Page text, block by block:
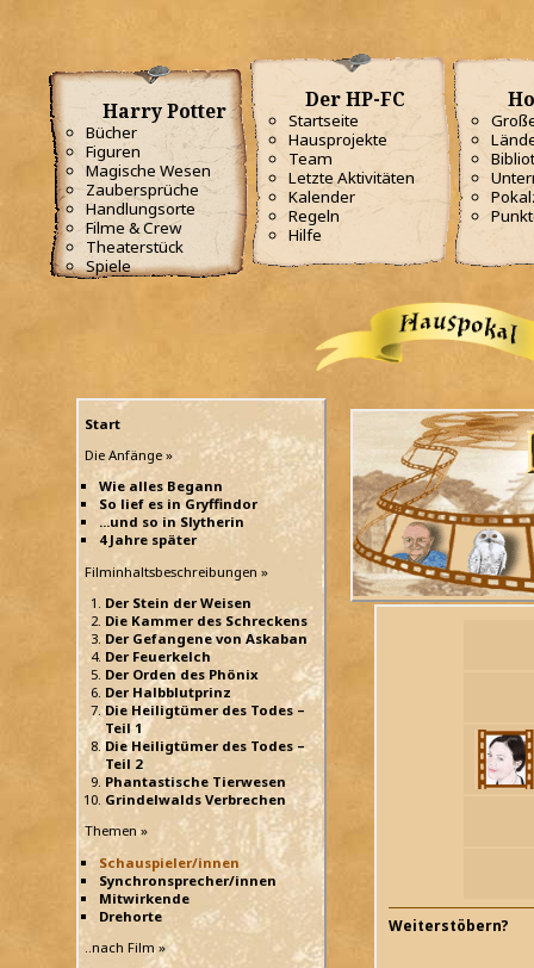
Harry Potter
Bücher
Figuren
Magische Wesen
Zaubersprüche
Handlungsorte
Filme & Crew
Theaterstück
Spiele
Der HP-FC
Startseite
Hausprojekte
Team
Letzte Aktivitäten
Kalender
Regeln
Hilfe
Start
Die Anfänge »
Wie alles Begann
So lief es in Gryffindor
...und so in Slytherin
4 Jahre später
Filminhaltsbeschreibungen »
Der Stein der Weisen
Die Kammer des Schreckens
Der Gefangene von Askaban
Der Feuerkelch
Der Orden des Phönix
Der Halbblutprinz
Die Heiligtümer des Todes –
Teil 1
Die Heiligtümer des Todes –
Teil 2
Phantastische Tierwesen
Grindelwalds Verbrechen
Themen »
Schauspieler/innen
Synchronsprecher/innen
Mitwirkende
Drehorte
..nach Film »
Weiterstöbern?